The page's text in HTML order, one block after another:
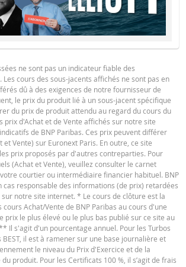
ne sont pas un indicateur fiable des
cours des sous-jacents affichés ne sont pas en
dû à des exigences de notre fournisseur de
le prix du produit lié à un sous-jacent spécifique
du prix de produit attendu au regard du cours du
prix d'Achat et de Vente affichés sur notre site
de BNP Paribas. Ces prix peuvent différer
et Vente) sur Euronext Paris. En outre, ce site
prix proposés par d'autres contreparties. Pour
(Achat et Vente), veuillez consulter le carnet
courtier ou intermédiaire financier habituel. BNP
cas responsable des informations (de prix) retardées
notre site internet. * Le cours de clôture est la
Achat/Vente de BNP Paribas au cours d'une
prix le plus élevé ou le plus bas publié sur ce site au
Il s'agit d'un pourcentage annuel. Pour les Turbos
BEST, il est à ramener sur une base journalière et
le niveau du Prix d'Exercice et de la
produit. Pour les Certificats 100 %, il s’agit de frais